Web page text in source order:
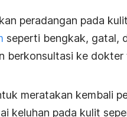
peradangan pada
seperti bengkak, gatal,
berkonsultasi ke dokter
meratakan kembali
keluhan pada kulit